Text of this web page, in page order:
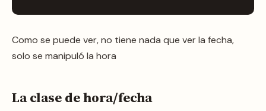
Como se puede ver, no tiene nada que ver la fecha,
solo se manipuló la hora
La clase de hora/fecha